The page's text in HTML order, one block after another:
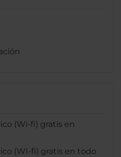
(Wi-fi) gratis en
(WI-fi) gratis en todo